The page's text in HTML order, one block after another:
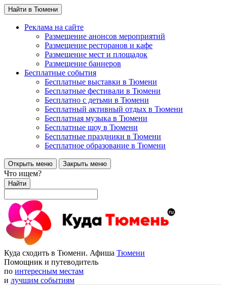
Найти в Тюмени
Реклама на сайте
Размещение анонсов мероприятий
Размещение ресторанов и кафе
Размещение мест и площадок
Размещение баннеров
Бесплатные события
Бесплатные выставки в Тюмени
Бесплатные фестивали в Тюмени
Бесплатно с детьми в Тюмени
Бесплатный активный отдых в Тюмени
Бесплатная музыка в Тюмени
Бесплатные шоу в Тюмени
Бесплатные праздники в Тюмени
Бесплатное образование в Тюмени
Открыть меню Закрыть меню
Что ищем?
Найти
Куда сходить в Тюмени. Афиша Тюмени
Помощник и путеводитель
по интересным местам
и лучшим событиям